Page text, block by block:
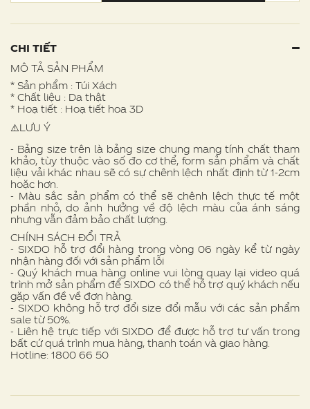
CHI TIẾT
MÔ TẢ SẢN PHẨM
* Sản phẩm : Túi Xách
* Chất liệu : Da thật
* Hoạ tiết : Hoạ tiết hoa 3D
⚠️LƯU Ý
- Bảng size trên là bảng size chung mang tính chất tham
khảo, tùy thuộc vào số đo cơ thể, form sản phẩm và chất
liệu vải khác nhau sẽ có sự chênh lệch nhất định từ 1-2cm
hoặc hơn.
- Màu sắc sản phẩm có thể sẽ chênh lệch thực tế một
phần nhỏ, do ảnh hưởng về độ lệch màu của ánh sáng
nhưng vẫn đảm bảo chất lượng.
CHÍNH SÁCH ĐỔI TRẢ
- SIXDO hỗ trợ đổi hàng trong vòng 06 ngày kể từ ngày
nhận hàng đối với sản phẩm lỗi
- Quý khách mua hàng online vui lòng quay lại video quá
trình mở sản phẩm để SIXDO có thể hỗ trợ quý khách nếu
gặp vấn đề về đơn hàng.
- SIXDO không hỗ trợ đổi size đổi mẫu với các sản phẩm
sale từ 50%.
- Liên hệ trực tiếp với SIXDO để được hỗ trợ tư vấn trong
bất cứ quá trình mua hàng, thanh toán và giao hàng.
Hotline: 1800 66 50